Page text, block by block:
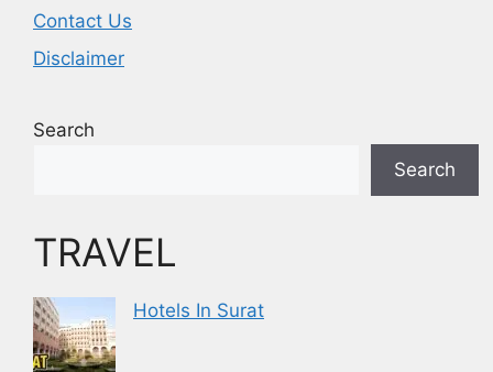
Contact Us
Disclaimer
Search
Search
TRAVEL
Hotels In Surat